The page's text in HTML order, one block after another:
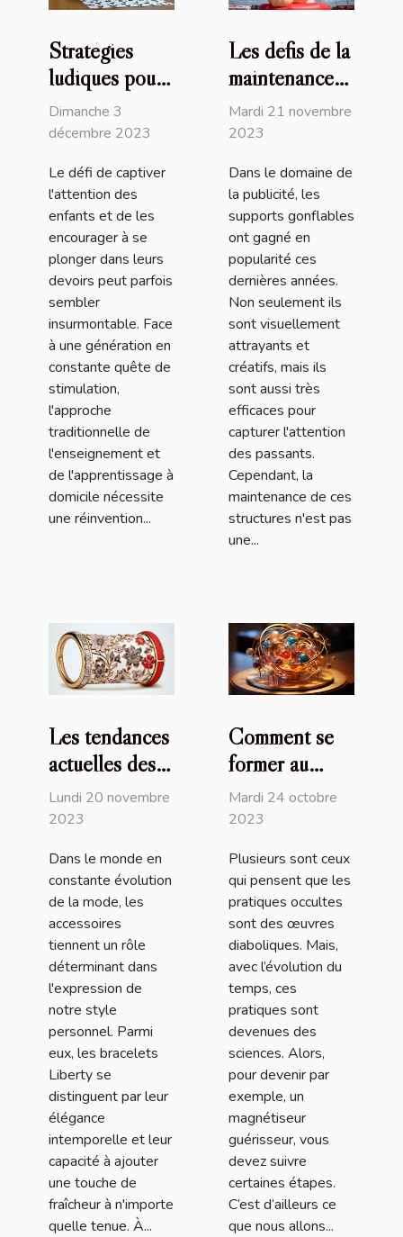
Stratégies
ludiques pour
stimuler
l'engagement
des enfants
dans leurs
devoirs
Dimanche 3
décembre 2023
Le défi de captiver
l'attention des
enfants et de les
encourager à se
plonger dans leurs
devoirs peut parfois
sembler
insurmontable. Face
à une génération en
constante quête de
stimulation,
l'approche
traditionnelle de
l'enseignement et
de l'apprentissage à
domicile nécessite
une réinvention...
Les défis de la
maintenance
des supports
publicitaires
Mardi 21 novembre
2023
Dans le domaine de
la publicité, les
supports gonflables
ont gagné en
popularité ces
dernières années.
Non seulement ils
sont visuellement
attrayants et
créatifs, mais ils
sont aussi très
efficaces pour
capturer l'attention
des passants.
Cependant, la
maintenance de ces
structures n'est pas
une...
Les tendances
actuelles des
bracelets
Liberty et
intégrer dans
votre style
quotidien
Lundi 20 novembre
2023
Dans le monde en
constante évolution
de la mode, les
accessoires
tiennent un rôle
déterminant dans
l'expression de
notre style
personnel. Parmi
eux, les bracelets
Liberty se
distinguent par leur
élégance
intemporelle et leur
capacité à ajouter
une touche de
fraîcheur à n'importe
quelle tenue. À...
Comment se
former au
magnétisme ?
Mardi 24 octobre
2023
Plusieurs sont ceux
qui pensent que les
pratiques occultes
sont des œuvres
diaboliques. Mais,
avec l’évolution du
temps, ces
pratiques sont
devenues des
sciences. Alors,
pour devenir par
exemple, un
magnétiseur
guérisseur, vous
devez suivre
certaines étapes.
C’est d’ailleurs ce
que nous allons...